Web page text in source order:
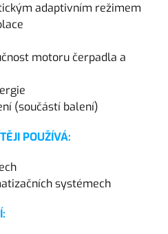
adaptivním režimem
motoru čerpadla a
(součástí balení)
POUŽÍVÁ:
systémech